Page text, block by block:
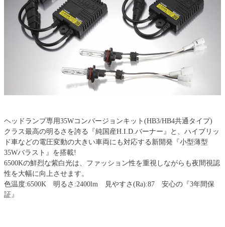
ヘッドランプ専用35Wコンバージョンキット(HB3/HB4共通タイプ)
クラス最高の明るさを誇る『純国産H.I.D.バーナー』と、ハイブリッ
ド車などの電圧変動の大きい車両にも対応する新開発『小型薄型
35Wバラスト』を搭載!
6500Kの鮮烈な紫白光は、ファッション性を重視しながらも夜間視認
性を大幅に向上させます。
色温度:6500K 明るさ:2400lm 見やすさ(Ra):87 安心の『3年間保
証』